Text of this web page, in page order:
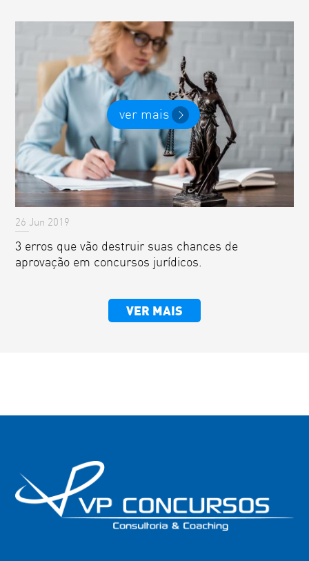
ver mais
26 Jun 2019
3 erros que vão destruir suas chances de
aprovação em concursos jurídicos.
VER MAIS